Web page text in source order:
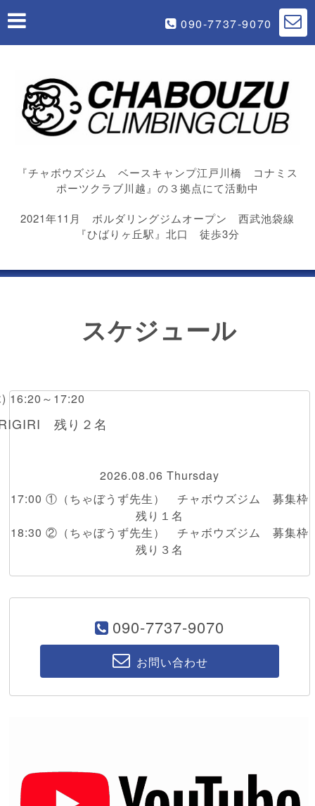
090-7737-9070
『チャボウズジム ベースキャンプ江戸川橋 コナミス
ポーツクラブ川越』の３拠点にて活動中
2021年11月 ボルダリングジムオープン 西武池袋線
『ひばりヶ丘駅』北口 徒歩3分
スケジュール
16:20～17:20
残り２名
2026.08.06 Thursday
17:00 ①（ちゃぼうず先生） チャボウズジム 募集枠
残り１名
18:30 ②（ちゃぼうず先生） チャボウズジム 募集枠
残り３名
090-7737-9070
お問い合わせ